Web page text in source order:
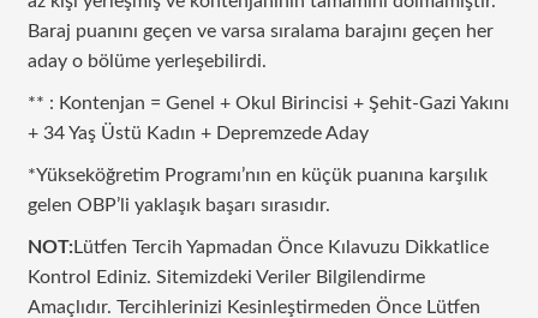
Baraj puanını geçen ve varsa sıralama barajını geçen her
aday o bölüme yerleşebilirdi.
** : Kontenjan = Genel + Okul Birincisi + Şehit-Gazi Yakını
+ 34 Yaş Üstü Kadın + Depremzede Aday
*Yükseköğretim Programı’nın en küçük puanına karşılık
gelen OBP’li yaklaşık başarı sırasıdır.
NOT:Lütfen Tercih Yapmadan Önce Kılavuzu Dikkatlice
Kontrol Ediniz. Sitemizdeki Veriler Bilgilendirme
Amaçlıdır. Tercihlerinizi Kesinleştirmeden Önce Lütfen